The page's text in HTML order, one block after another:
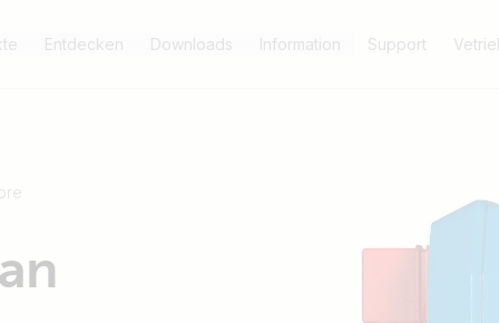
Entdecken Downloads Information Support